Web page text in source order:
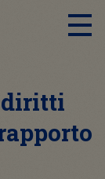
diritti